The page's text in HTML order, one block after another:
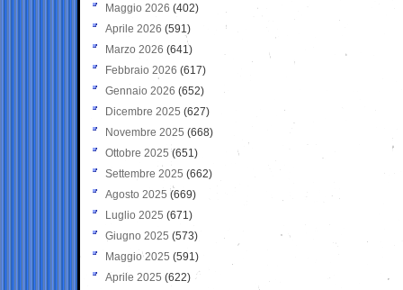
Maggio 2026 (402)
Aprile 2026 (591)
Marzo 2026 (641)
Febbraio 2026 (617)
Gennaio 2026 (652)
Dicembre 2025 (627)
Novembre 2025 (668)
Ottobre 2025 (651)
Settembre 2025 (662)
Agosto 2025 (669)
Luglio 2025 (671)
Giugno 2025 (573)
Maggio 2025 (591)
Aprile 2025 (622)